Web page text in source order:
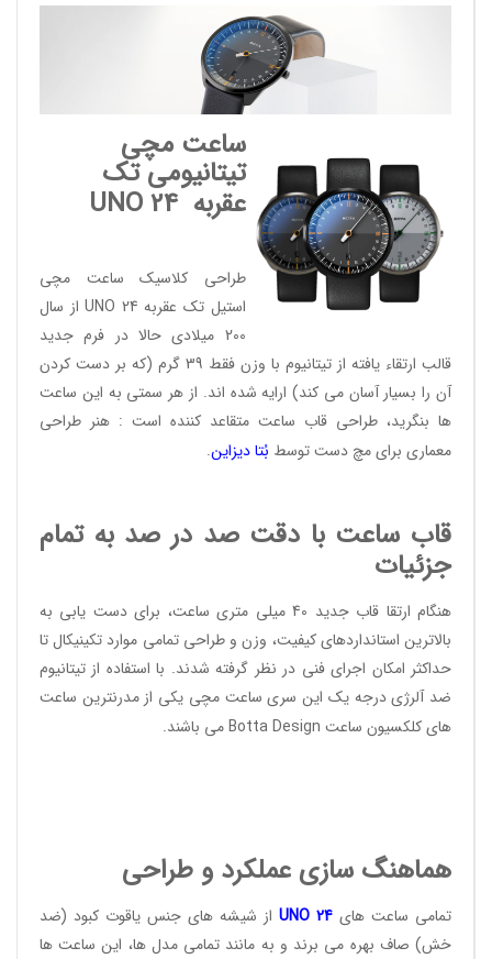
ساعت مچی
تیتانیومی تک
عقربهUNO 24
طراحی کلاسیک ساعت مچی
استیل تک عقربه UNO 24 از سال
200 میلادی حالا در فرم جدید
قالب ارتقاء یافته از تیتانیوم با وزن فقط 39 گرم (که بر دست کردن
آن را بسیار آسان می کند) ارایه شده اند. از هر سمتی به این ساعت
ها بنگرید، طراحی قاب ساعت متقاعد کننده است : هنر طراحی
معماری برای مچ دست توسط بُتا دیزاین.
قاب ساعت با دقت صد در صد به تمام
جزئیات
هنگام ارتقا قاب جدید 40 میلی متری ساعت، برای دست یابی به
بالاترین استانداردهای کیفیت، وزن و طراحی تمامی موارد تکینیکال تا
حداکثر امکان اجرای فنی در نظر گرفته شدند. با استفاده از تیتانیوم
ضد آلرژی درجه یک این سری ساعت مچی یکی از مدرنترین ساعت
های کلکسیون ساعت Botta Designمی باشند.
هماهنگ سازی عملکرد و طراحی
تمامی ساعت های UNO 24
از شیشه های جنس یاقوت کبود (ضد
خش) صاف بهره می برند و به مانند تمامی مدل ها، این ساعت ها